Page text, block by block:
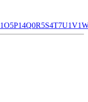
1O5P14Q0R5S4T7U1V1